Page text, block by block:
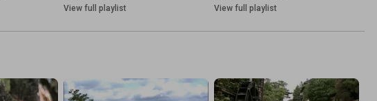
View full playlist View full playlist